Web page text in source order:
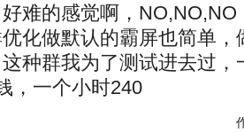
难的感觉啊，
化做默认的霸屏也简单
种群我为了测试进去过
，一个小时240